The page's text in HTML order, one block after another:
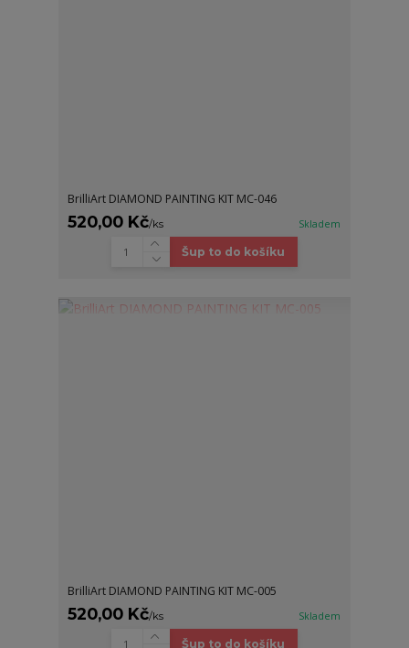
BrilliArt DIAMOND PAINTING KIT MC-046
520,00 Kč/ks Skladem
Šup to do košíku
BrilliArt DIAMOND PAINTING KIT MC-005
520,00 Kč/ks Skladem
Šup to do košíku